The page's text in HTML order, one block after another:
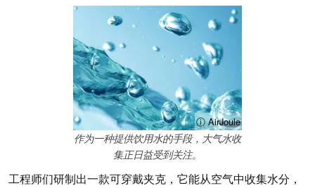
ⓘ AirJoule
作为一种提供饮用水的手段，大气水收
集正日益受到关注。
工程师们研制出一款可穿戴夹克，它能从空气中收集水分，